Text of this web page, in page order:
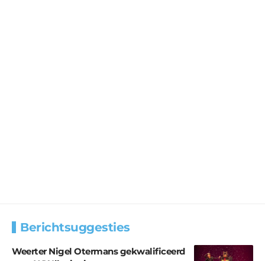
Berichtsuggesties
Weerter Nigel Otermans gekwalificeerd